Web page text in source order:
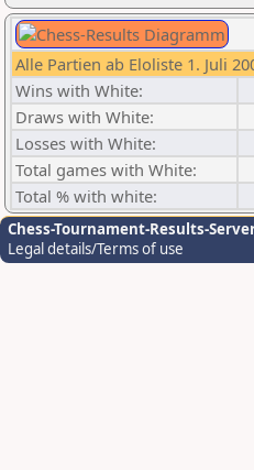
Alle Partien ab Eloliste 1. Juli
Wins with White:
Draws with White:
Losses with White:
Total games with White:
Total % with white:
Chess-Tournament-Results-
Legal details/Terms of use